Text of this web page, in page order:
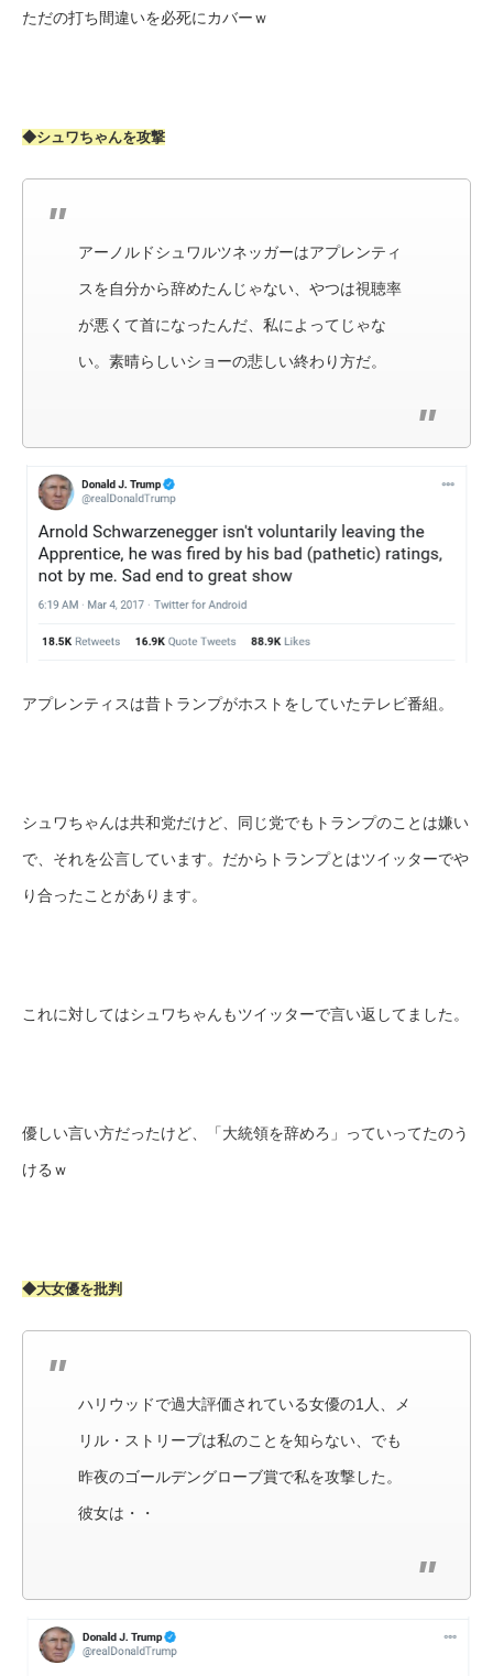
ただの打ち間違いを必死にカバーｗ
◆シュワちゃんを攻撃
アーノルドシュワルツネッガーはアプレンティ
スを自分から辞めたんじゃない、やつは視聴率
が悪くて首になったんだ、私によってじゃな
い。素晴らしいショーの悲しい終わり方だ。
アプレンティスは昔トランプがホストをしていたテレビ番組。
シュワちゃんは共和党だけど、同じ党でもトランプのことは嫌い
で、それを公言しています。だからトランプとはツイッターでや
り合ったことがあります。
これに対してはシュワちゃんもツイッターで言い返してました。
優しい言い方だったけど、「大統領を辞めろ」っていってたのう
けるｗ
◆大女優を批判
ハリウッドで過大評価されている女優の1人、メ
リル・ストリープは私のことを知らない、でも
昨夜のゴールデングローブ賞で私を攻撃した。
彼女は・・